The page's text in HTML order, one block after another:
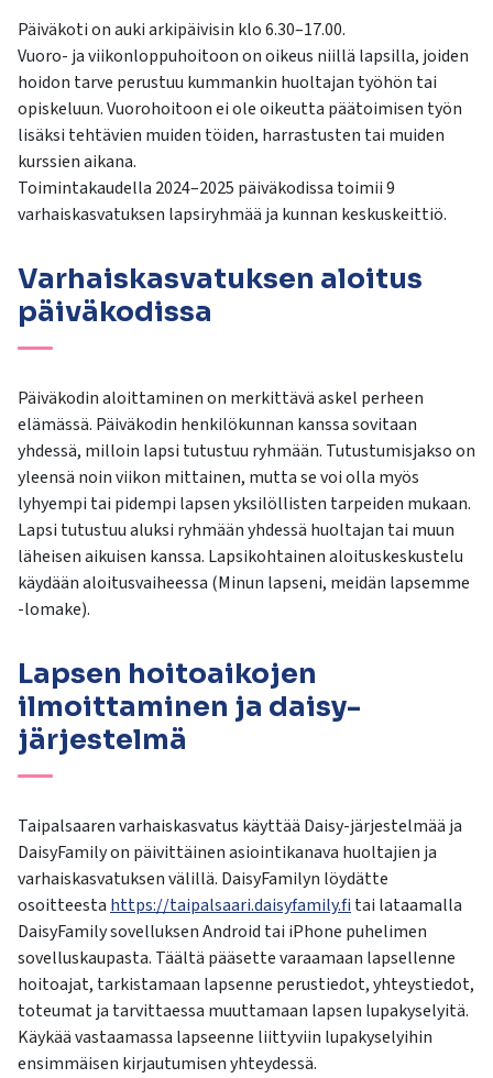
ja
pyyhkäisyliikkeitä.
Päiväkoti on auki arkipäivisin klo 6.30–17.00.
Vuoro- ja viikonloppuhoitoon on oikeus niillä lapsilla, joiden
hoidon tarve perustuu kummankin huoltajan työhön tai
opiskeluun. Vuorohoitoon ei ole oikeutta päätoimisen työn
lisäksi tehtävien muiden töiden, harrastusten tai muiden
kurssien aikana.
Toimintakaudella 2024–2025 päiväkodissa toimii 9
varhaiskasvatuksen lapsiryhmää ja kunnan keskuskeittiö.
Varhaiskasvatuksen aloitus
päiväkodissa
Päiväkodin aloittaminen on merkittävä askel perheen
elämässä. Päiväkodin henkilökunnan kanssa sovitaan
yhdessä, milloin lapsi tutustuu ryhmään. Tutustumisjakso on
yleensä noin viikon mittainen, mutta se voi olla myös
lyhyempi tai pidempi lapsen yksilöllisten tarpeiden mukaan.
Lapsi tutustuu aluksi ryhmään yhdessä huoltajan tai muun
läheisen aikuisen kanssa. Lapsikohtainen aloituskeskustelu
käydään aloitusvaiheessa (Minun lapseni, meidän lapsemme
-lomake).
Lapsen hoitoaikojen
ilmoittaminen ja daisy-
järjestelmä
Taipalsaaren varhaiskasvatus käyttää Daisy-järjestelmää ja
DaisyFamily on päivittäinen asiointikanava huoltajien ja
varhaiskasvatuksen välillä. DaisyFamilyn löydätte
osoitteesta https://taipalsaari.daisyfamily.fi tai lataamalla
DaisyFamily sovelluksen Android tai iPhone puhelimen
sovelluskaupasta. Täältä pääsette varaamaan lapsellenne
hoitoajat, tarkistamaan lapsenne perustiedot, yhteystiedot,
toteumat ja tarvittaessa muuttamaan lapsen lupakyselyitä.
Käykää vastaamassa lapseenne liittyviin lupakyselyihin
ensimmäisen kirjautumisen yhteydessä.